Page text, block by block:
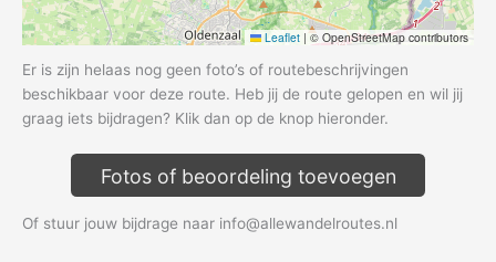
Leaflet | © OpenStreetMap contributors
Er is zijn helaas nog geen foto’s of routebeschrijvingen
beschikbaar voor deze route. Heb jij de route gelopen en wil jij
graag iets bijdragen? Klik dan op de knop hieronder.
Fotos of beoordeling toevoegen
Of stuur jouw bijdrage naar info@allewandelroutes.nl